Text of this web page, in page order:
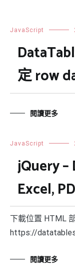
JavaScript
定 row
閱讀更多
JavaScript
jQuery
Excel,
下載位置 HTML
https://
閱讀更多